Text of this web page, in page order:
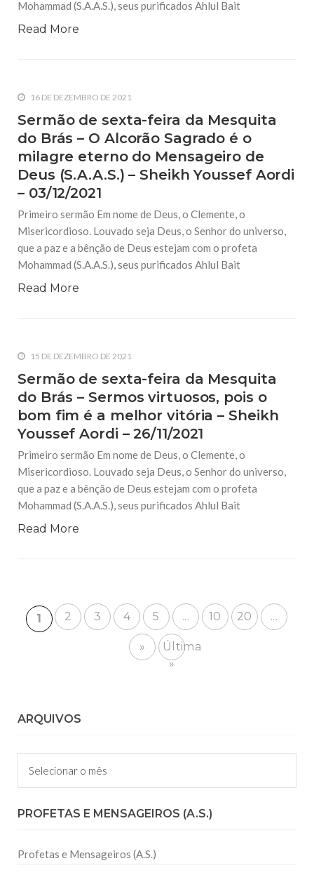
Mohammad (S.A.A.S.), seus purificados Ahlul Bait
Read More
16 DE DEZEMBRO DE 2021
Sermão de sexta-feira da Mesquita
do Brás – O Alcorão Sagrado é o
milagre eterno do Mensageiro de
Deus (S.A.A.S.) – Sheikh Youssef Aordi
– 03/12/2021
Primeiro sermão Em nome de Deus, o Clemente, o
Misericordioso. Louvado seja Deus, o Senhor do universo,
que a paz e a bênção de Deus estejam com o profeta
Mohammad (S.A.A.S.), seus purificados Ahlul Bait
Read More
15 DE DEZEMBRO DE 2021
Sermão de sexta-feira da Mesquita
do Brás – Sermos virtuosos, pois o
bom fim é a melhor vitória – Sheikh
Youssef Aordi – 26/11/2021
Primeiro sermão Em nome de Deus, o Clemente, o
Misericordioso. Louvado seja Deus, o Senhor do universo,
que a paz e a bênção de Deus estejam com o profeta
Mohammad (S.A.A.S.), seus purificados Ahlul Bait
Read More
1 2 3 4 5 ... 10 20 ...
»
Última
»
ARQUIVOS
Arquivos
PROFETAS E MENSAGEIROS (A.S.)
Profetas e Mensageiros (A.S.)